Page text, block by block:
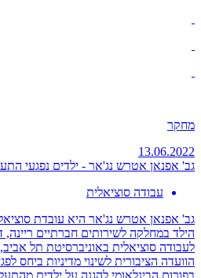
מחקר
13.06.2022
גב' אפנאן אטרש נג'אר - ילדים נפגעי
עבודה סוציאלית
גב' אפנאן אטרש נג'אר היא עובדת
הילד במחלקה לשירותים חברתיים
לעבודה סוציאלית באוניברסיטת תל
הוועדה הציבורית לשינוי מדיניות ביחס